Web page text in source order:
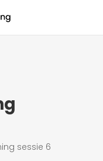
sessie 6